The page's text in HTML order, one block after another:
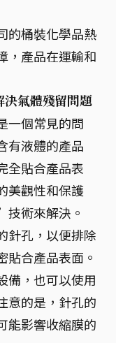
的桶裝化學品熱
，產品在運輸和
決氣體殘留問題
一個常見的問
有液體的產品
全貼合產品表
美觀性和保護
術來解決。
針孔，以便排除
貼合產品表面。
備，也可以使用
意的是，針孔的
能影響收縮膜的